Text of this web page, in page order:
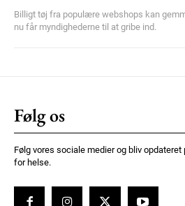
100DKK
Etiam est nibh, lobortis sit
Billigt tøj fra populære webshops kan
nu får myndighederne til at gribe ind.
Følg os
Følg vores sociale medier og bliv
for helse.